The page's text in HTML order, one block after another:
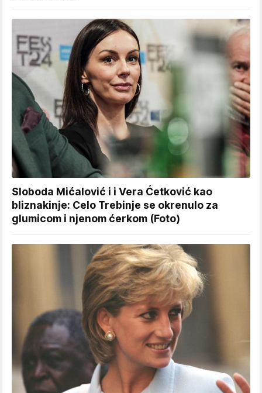
Sloboda Mićalović i i Vera Ćetković kao
bliznakinje: Celo Trebinje se okrenulo za
glumicom i njenom ćerkom (Foto)